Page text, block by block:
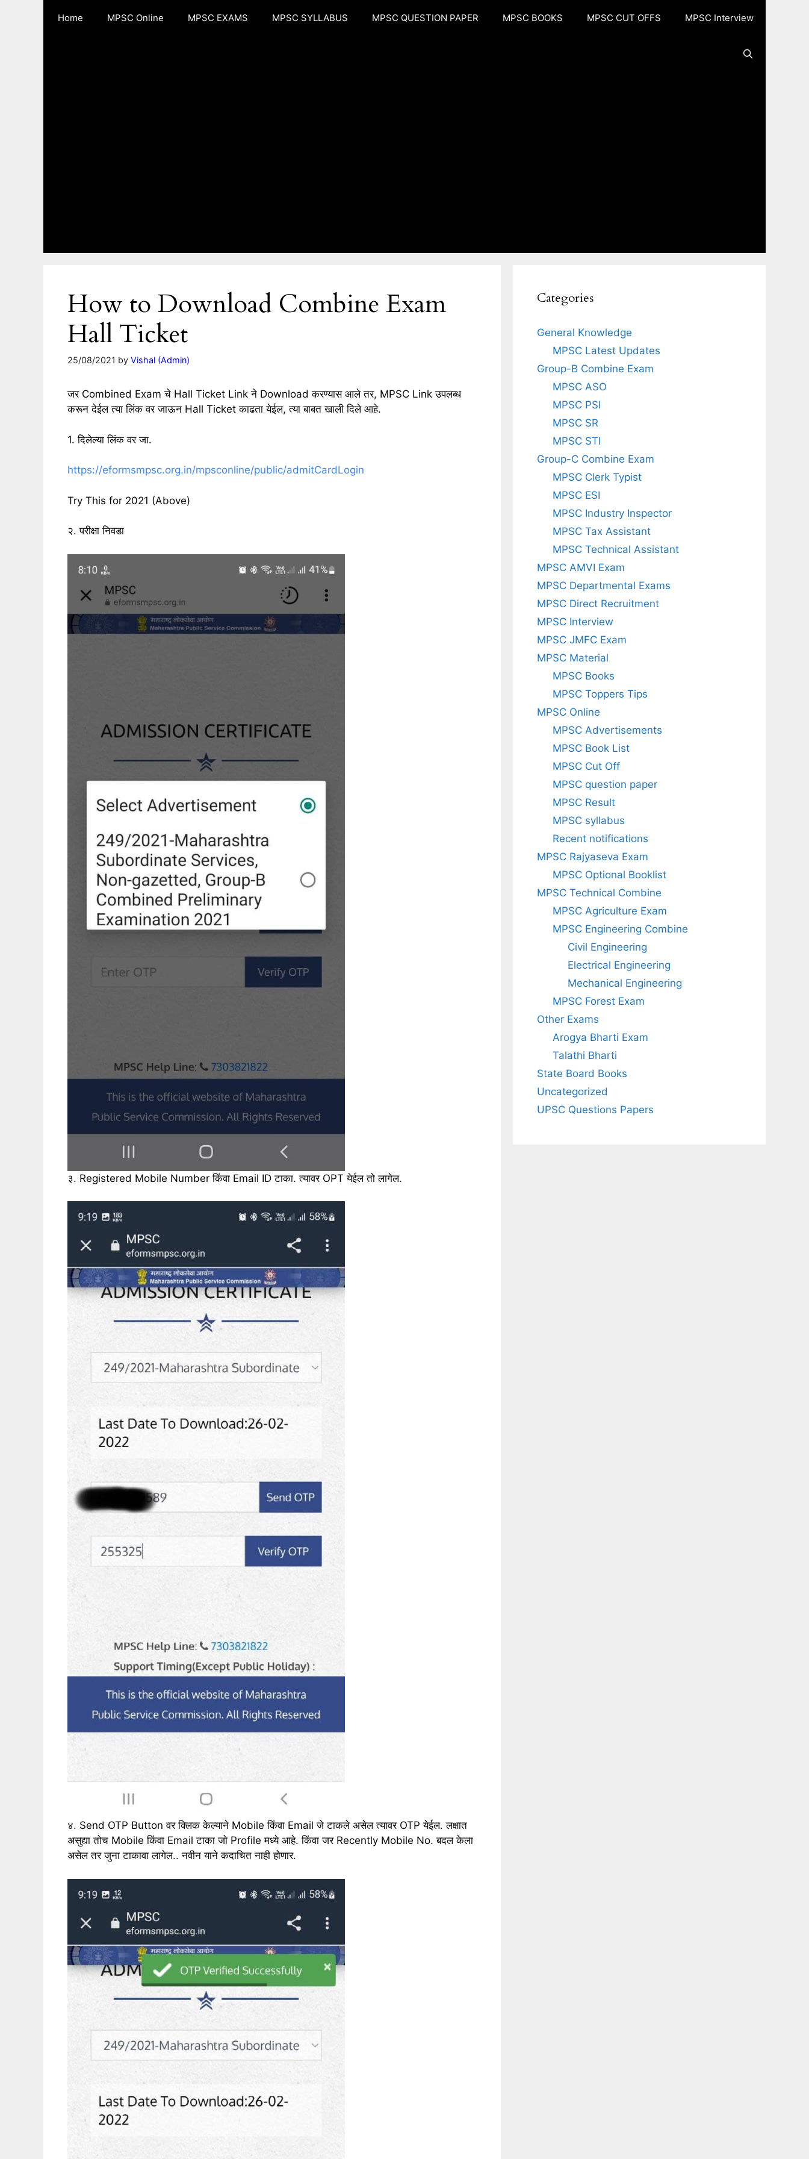
Home MPSC Online MPSC EXAMS MPSC SYLLABUS MPSC QUESTION PAPER MPSC BOOKS MPSC CUT OFFS MPSC Interview
How to Download Combine Exam
Hall Ticket
25/08/2021 by Vishal (Admin)
जर Combined Exam चे Hall Ticket Link ने Download करण्यास आले तर, MPSC Link उपलब्ध
करून देईल त्या लिंक वर जाऊन Hall Ticket काढता येईल, त्या बाबत खाली दिले आहे.
1. दिलेल्या लिंक वर जा.
https://eformsmpsc.org.in/mpsconline/public/admitCardLogin
Try This for 2021 (Above)
२. परीक्षा निवडा
३. Registered Mobile Number किंवा Email ID टाका. त्यावर OPT येईल तो लागेल.
४. Send OTP Button वर क्लिक केल्याने Mobile किंवा Email जे टाकले असेल त्यावर OTP येईल. लक्षात
असुद्या तोच Mobile किंवा Email टाका जो Profile मध्ये आहे. किंवा जर Recently Mobile No. बदल केला
असेल तर जुना टाकावा लागेल.. नवीन याने कदाचित नाही होणार.
Categories
General Knowledge
MPSC Latest Updates
Group-B Combine Exam
MPSC ASO
MPSC PSI
MPSC SR
MPSC STI
Group-C Combine Exam
MPSC Clerk Typist
MPSC ESI
MPSC Industry Inspector
MPSC Tax Assistant
MPSC Technical Assistant
MPSC AMVI Exam
MPSC Departmental Exams
MPSC Direct Recruitment
MPSC Interview
MPSC JMFC Exam
MPSC Material
MPSC Books
MPSC Toppers Tips
MPSC Online
MPSC Advertisements
MPSC Book List
MPSC Cut Off
MPSC question paper
MPSC Result
MPSC syllabus
Recent notifications
MPSC Rajyaseva Exam
MPSC Optional Booklist
MPSC Technical Combine
MPSC Agriculture Exam
MPSC Engineering Combine
Civil Engineering
Electrical Engineering
Mechanical Engineering
MPSC Forest Exam
Other Exams
Arogya Bharti Exam
Talathi Bharti
State Board Books
Uncategorized
UPSC Questions Papers